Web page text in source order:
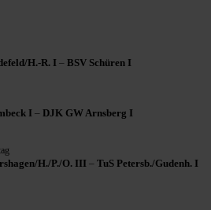
H.-R. I – BSV Schüren I
I – DJK GW Arnsberg I
H./P./O. III – TuS Petersb./Gudenh. I